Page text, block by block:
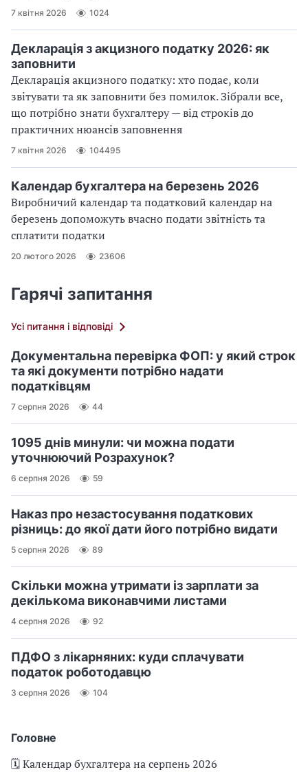
Головне
🗓️ Календар бухгалтера на серпень 2026
7 квітня 2026 1024
Декларація з акцизного податку 2026: як
заповнити
Декларація акцизного податку: хто подає, коли
звітувати та як заповнити без помилок. Зібрали все,
що потрібно знати бухгалтеру — від строків до
практичних нюансів заповнення
7 квітня 2026 104495
Календар бухгалтера на березень 2026
Виробничий календар та податковий календар на
березень допоможуть вчасно подати звітність та
сплатити податки
20 лютого 2026 23606
Гарячі запитання
Усі питання і відповіді
Документальна перевірка ФОП: у який строк
та які документи потрібно надати
податківцям
7 серпня 2026 44
1095 днів минули: чи можна подати
уточнюючий Розрахунок?
6 серпня 2026 59
Наказ про незастосування податкових
різниць: до якої дати його потрібно видати
5 серпня 2026 89
Скільки можна утримати із зарплати за
декількома виконавчими листами
4 серпня 2026 92
ПДФО з лікарняних: куди сплачувати
податок роботодавцю
3 серпня 2026 104